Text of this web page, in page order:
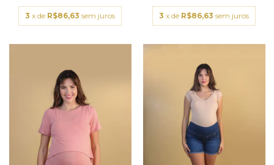
3 x de R$86,63 sem juros 3 x de R$86,63 sem juros